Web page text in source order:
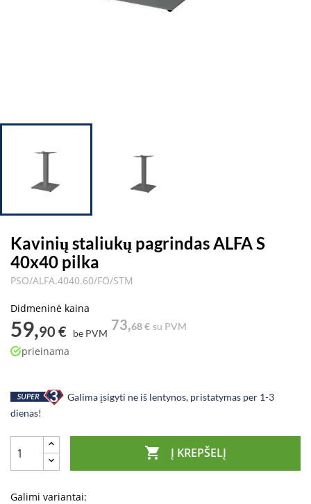
Kavinių staliukų pagrindas ALFA S
40x40 pilka
PSO/ALFA.4040.60/FO/STM
Didmeninė kaina
59,90 € be PVM
73,68 € su PVM
prieinama
Galima įsigyti ne iš lentynos, pristatymas per 1-3
dienas!
 Į KREPŠELĮ
Galimi variantai: